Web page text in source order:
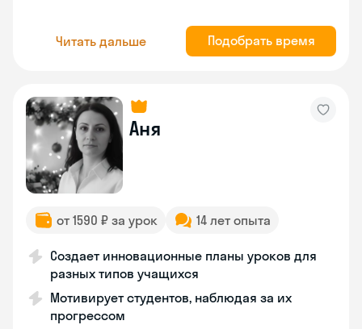
Читать дальше Подобрать время
Аня
от 1590 ₽ за урок 14 лет опыта
Создает инновационные планы уроков для
разных типов учащихся
Мотивирует студентов, наблюдая за их
прогрессом